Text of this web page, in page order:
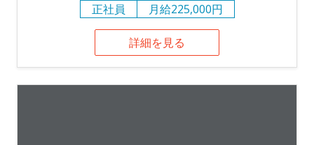
正社員
月給225,000円
詳細を見る